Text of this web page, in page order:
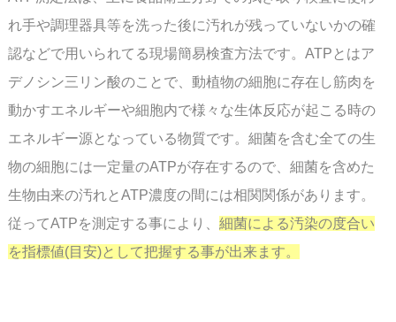
れ手や調理器具等を洗った後に汚れが残っていないかの確
認などで用いられてる現場簡易検査方法です。 ATPとはア
デノシン三リン酸のことで、動植物の細胞に存在し筋肉を
動かすエネルギーや細胞内で様々な生体反応が起こる時の
エネルギー源となっている物質です。 細菌を含む全ての生
物の細胞には一定量のATPが存在するので、細菌を含めた
生物由来の汚れとATP濃度の間には相関関係があります。
従ってATPを測定する事により、 細菌による汚染の度合い
を指標値(目安)として把握する事が出来ます。